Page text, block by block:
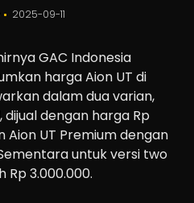
2025-09-11
GAC Indonesia
harga Aion UT di
dalam dua varian,
dijual dengan harga Rp
Aion UT Premium dengan
untuk versi two
3.000.000.